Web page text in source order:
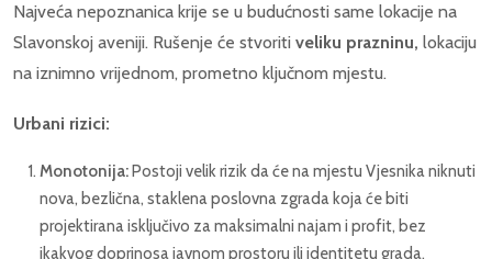
Najveća nepoznanica krije se u budućnosti same lokacije na
Slavonskoj aveniji. Rušenje će stvoriti veliku prazninu, lokaciju
na iznimno vrijednom, prometno ključnom mjestu.
Urbani rizici:
Monotonija: Postoji velik rizik da će na mjestu Vjesnika niknuti
nova, bezlična, staklena poslovna zgrada koja će biti
projektirana isključivo za maksimalni najam i profit, bez
ikakvog doprinosa javnom prostoru ili identitetu grada.